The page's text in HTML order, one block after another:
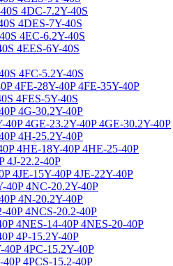
4DC-7.2Y-40S
4DES-7Y-40S
4EC-6.2Y-40S
4EES-6Y-40S
4FC-5.2Y-40S
4FE-28Y-40P 4FE-35Y-40P
4FES-5Y-40S
4G-30.2Y-40P
40P 4GE-23.2Y-40P 4GE-30.2Y-40P
4H-25.2Y-40P
4HE-18Y-40P 4HE-25-40P
4J‐22.2-40P
4JE-15Y-40P 4JE-22Y-40P
40P 4NC-20.2Y-40P
4N-20.2Y-40P
40P 4NCS-20.2-40P
4NES-14-40P 4NES-20-40P
4P-15.2Y-40P
4PC-15.2Y-40P
4PCS-15.2-40P